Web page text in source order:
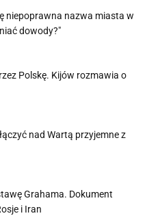
niepoprawna nazwa miasta w
dowody?"
Polskę. Kijów rozmawia o
nad Wartą przyjemne z
Grahama. Dokument
i Iran